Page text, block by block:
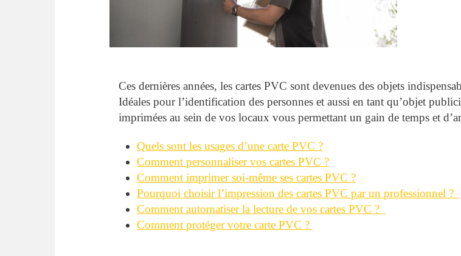
Ces dernières années, les cartes PVC sont devenues des objets
Idéales pour l’identification des personnes et aussi en tant qu’objet
imprimées au sein de vos locaux vous permettant un gain de temps et
Quels sont les usages d’une carte PVC ?
Comment personnaliser vos cartes PVC ?
Comment imprimer soi-même ses cartes PVC ?
Pourquoi choisir l’impression des cartes PVC par un professionnel ?
Comment automatiser la lecture de vos cartes PVC ?
Comment protéger votre carte PVC ?